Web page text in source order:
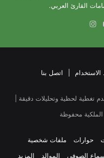
القارئ العربي.
اتصل بنا
تغطية لحظية وتحليلات دقيقة |
محفوظة
حوارات
ملفات شخصية
الصوفي الموالد المزيد